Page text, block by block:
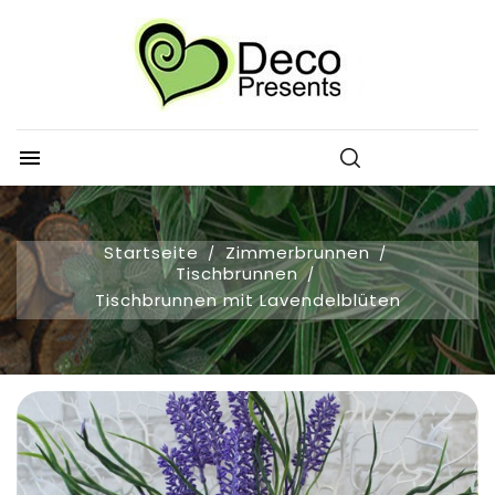

Startseite
Zimmerbrunnen
Tischbrunnen
Tischbrunnen mit Lavendelblüten